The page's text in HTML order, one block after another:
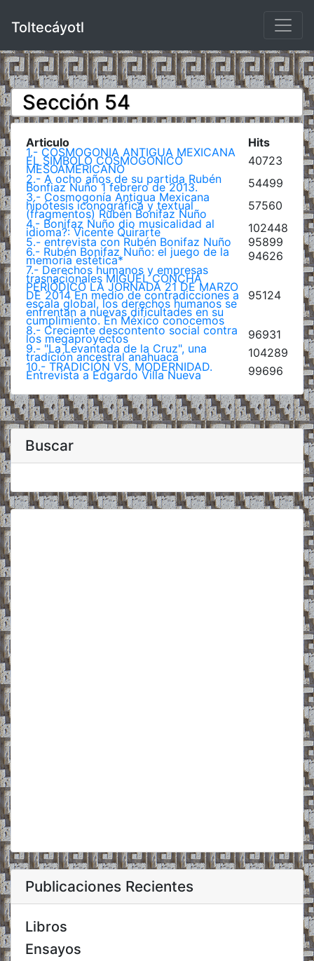
Toltecáyotl
Sección 54
Articulo Hits
1.- COSMOGONIA ANTIGUA MEXICANA
EL SIMBOLO COSMOGONICO
MESOAMERICANO
40723
2.- A ocho años de su partida Rubén
Bonfiaz Nuño 1 febrero de 2013.
54499
3.- Cosmogonía Antigua Mexicana
hipótesis iconográfica y textual
(fragmentos) Rubén Bonifaz Nuño
57560
4.- Bonifaz Nuño dio musicalidad al
idioma?: Vicente Quirarte
102448
5.- entrevista con Rubén Bonifaz Nuño
95899
6.- Rubén Bonifaz Nuño: el juego de la
memoria estética*
94626
7.- Derechos humanos y empresas
trasnacionales MIGUEL CONCHA
PERIÓDICO LA JORNADA 21 DE MARZO
DE 2014 En medio de contradicciones a
escala global, los derechos humanos se
enfrentan a nuevas dificultades en su
cumplimiento. En México conocemos
95124
8.- Creciente descontento social contra
los megaproyectos
96931
9.- "La Levantada de la Cruz", una
tradición ancestral anahuaca
104289
10.- TRADICIÓN VS. MODERNIDAD.
Entrevista a Edgardo Villa Nueva 99696
Buscar
Publicaciones Recientes
Libros
Ensayos